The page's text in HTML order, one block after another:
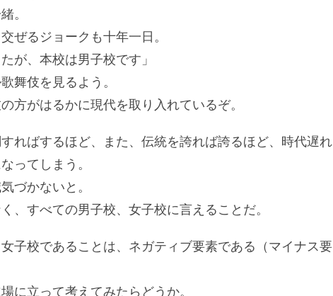
。
ぜるジョークも十年一日。
が、本校は男子校です」
舞伎を見るよう。
方がはるかに現代を取り入れているぞ。
ればするほど、また、伝統を誇れば誇るほど、時代遅れ
ってしまう。
づかないと。
、すべての男子校、女子校に言えることだ。
子校であることは、ネガティブ要素である（マイナス要
に立って考えてみたらどうか。